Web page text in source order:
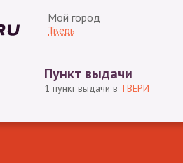
Мой город
Тверь
Пункт выдачи
1 пункт выдачи в ТВЕРИ